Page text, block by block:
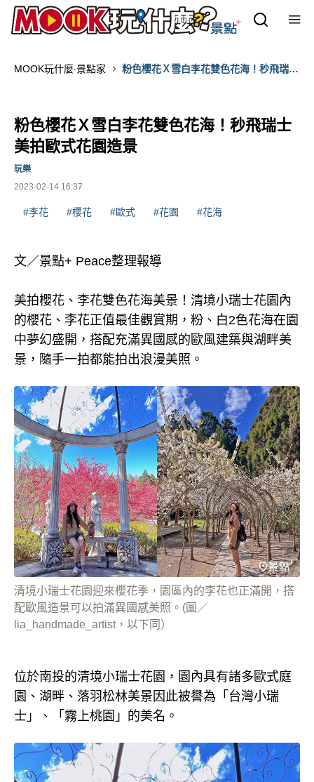
MOOK玩什麼‧景點家
粉色櫻花Ｘ雪白李花雙色花海！秒飛瑞士
粉色櫻花Ｘ雪白李花雙色花海！秒飛瑞士
美拍歐式花園造景
2023-02-14 16:37
玩樂
#李花 #櫻花 #歐式 #花園 #花海
文／景點+ Peace整理報導
美拍櫻花、李花雙色花海美景！清境小瑞士花園內
的櫻花、李花正值最佳觀賞期，粉、白2色花海在園
中夢幻盛開，搭配充滿異國感的歐風建築與湖畔美
景，隨手一拍都能拍出浪漫美照。
清境小瑞士花園迎來櫻花季，園區內的李花也正滿開，搭
配歐風造景可以拍滿異國感美照。(圖／
lia_handmade_artist，以下同）
位於南投的清境小瑞士花園，園內具有諸多歐式庭
園、湖畔、落羽松林美景因此被譽為「台灣小瑞
士」、「霧上桃園」的美名。